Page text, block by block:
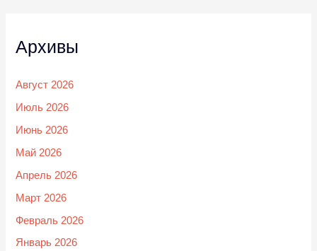
Архивы
Август 2026
Июль 2026
Июнь 2026
Май 2026
Апрель 2026
Март 2026
Февраль 2026
Январь 2026